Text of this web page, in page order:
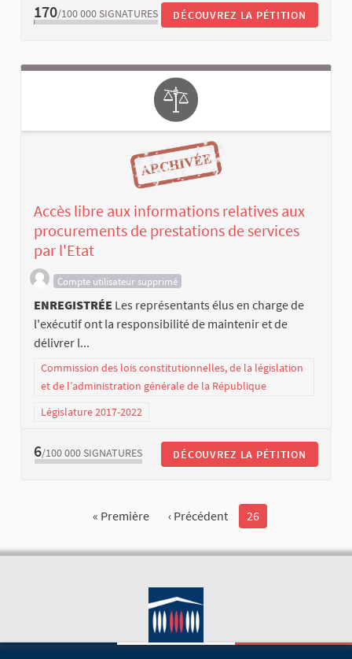
170/100 000 SIGNATURES DÉCOUVREZ LA PÉTITION
Accès libre aux informations relatives aux
procurements de prestations de services
par l'Etat
Compte utilisateur supprimé
ENREGISTRÉE Les représentants élus en charge de
l'exécutif ont la responsibilité de maintenir et de
délivrer l...
Commission des lois constitutionnelles, de la législation
et de l’administration générale de la République
Législature 2017-2022
6/100 000 SIGNATURES DÉCOUVREZ LA PÉTITION
« Première ‹ Précédent 26